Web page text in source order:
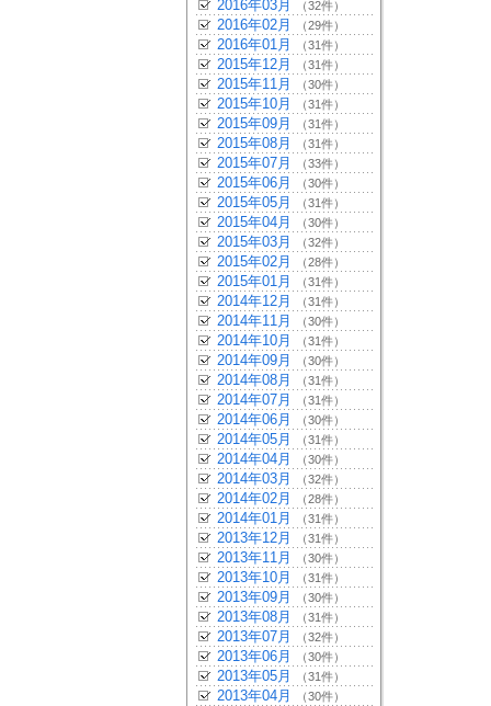
2016年03月 （32件）
2016年02月 （29件）
2016年01月 （31件）
2015年12月 （31件）
2015年11月 （30件）
2015年10月 （31件）
2015年09月 （31件）
2015年08月 （31件）
2015年07月 （33件）
2015年06月 （30件）
2015年05月 （31件）
2015年04月 （30件）
2015年03月 （32件）
2015年02月 （28件）
2015年01月 （31件）
2014年12月 （31件）
2014年11月 （30件）
2014年10月 （31件）
2014年09月 （30件）
2014年08月 （31件）
2014年07月 （31件）
2014年06月 （30件）
2014年05月 （31件）
2014年04月 （30件）
2014年03月 （32件）
2014年02月 （28件）
2014年01月 （31件）
2013年12月 （31件）
2013年11月 （30件）
2013年10月 （31件）
2013年09月 （30件）
2013年08月 （31件）
2013年07月 （32件）
2013年06月 （30件）
2013年05月 （31件）
2013年04月 （30件）